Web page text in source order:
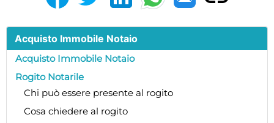
Acquisto Immobile Notaio
Acquisto Immobile Notaio
Rogito Notarile
Chi può essere presente al rogito
Cosa chiedere al rogito